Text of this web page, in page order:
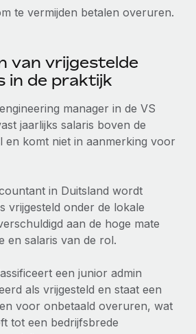
te vermijden betalen overuren.
van vrijgestelde
in de praktijk
manager in de VS
jaarlijks salaris boven de
en komt niet in aanmerking voor
in Duitsland wordt
vrijgesteld onder de lokale
aan de hoge mate
en salaris van de rol.
een junior admin
als vrijgesteld en staat een
voor onbetaald overuren, wat
tot een bedrijfsbrede